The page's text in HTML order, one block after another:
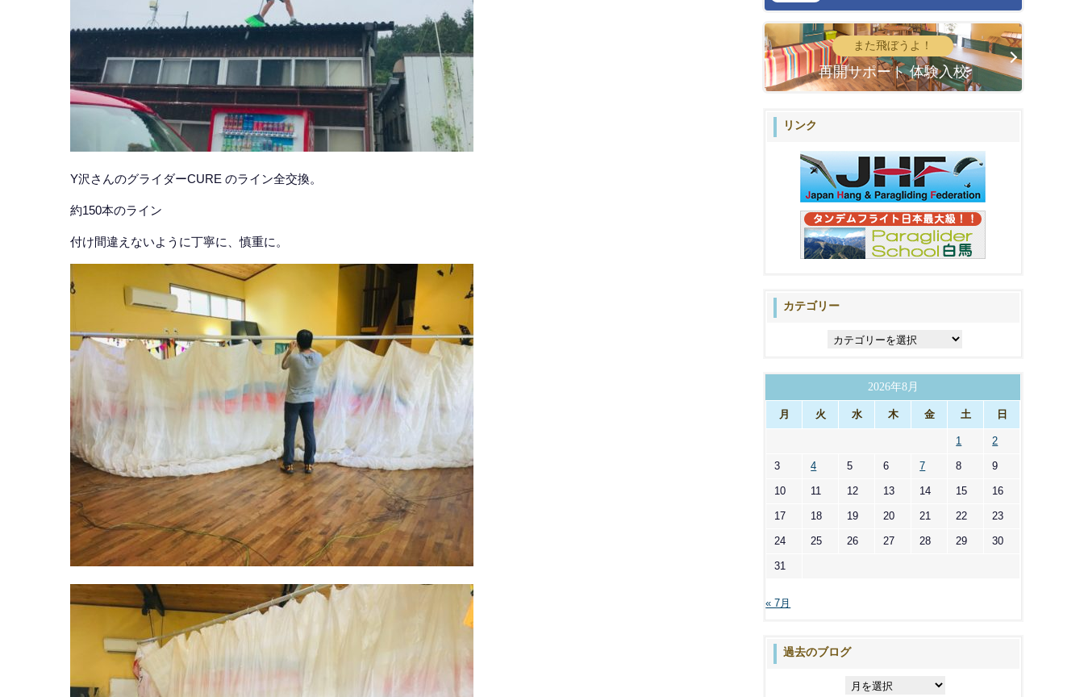
Y沢さんのグライダーCURE のライン全交換。
約150本のライン
付け間違えないように丁寧に、慎重に。
また飛ぼうよ！
再開サポート 体験入校
リンク
カテゴリー
ー
2026年8月
月 火 水 木 金 土 日
1 2
3 4 5 6 7 8 9
10 11 12 13 14 15 16
17 18 19 20 21 22 23
24 25 26 27 28 29 30
31
« 7月
過去のブログ